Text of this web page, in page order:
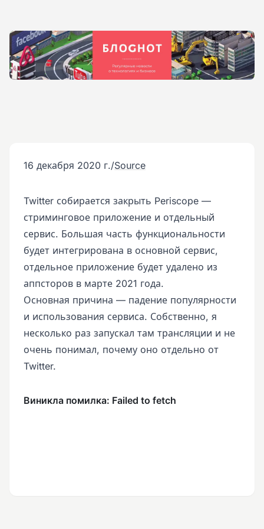
16 декабря 2020 г./Source
Twitter собирается закрыть Periscope —
стриминговое приложение и отдельный
сервис. Большая часть функциональности
будет интегрирована в основной сервис,
отдельное приложение будет удалено из
аппсторов в марте 2021 года.
Основная причина — падение популярности
и использования сервиса. Собственно, я
несколько раз запускал там трансляции и не
очень понимал, почему оно отдельно от
Twitter.